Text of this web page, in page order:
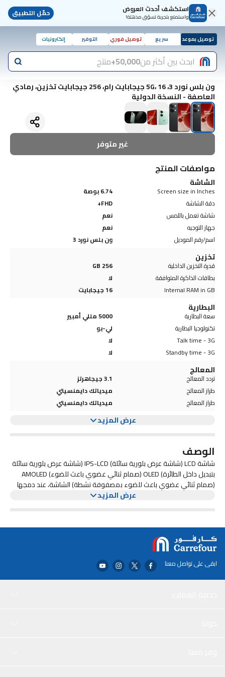
استكشف أحدث العروض
واستمتع بتجربة تسوّق مذهلة! حمّل التطبيق
توصيل بموعد سريع توصيل فوري التوفير إلكترونيات
ابحث بين أكثر من50,000+ منتج
ون بلس نورد 3، 5G، 16 جيجابايت رام، 256 جيجابايت تخزين، رمادي
العاصفة - النسخة الدولية
غير متوفر
مواصفات المنتج
الشاشة
Screen size in Inches
6.74 بوصة
دقة الشاشة
FHD+
شاشة تعمل باللمس
نعم
جهاز التوجيه
نعم
اسم/رقم الموديل
ون بلس نورد 3
تخزين
قدرة التخزين الداخلية
256 GB
بطاقات الذاكرة المتوافقة
لا
Internal RAM in GB
16 جيجابايت
البطارية
سعة البطارية
5000 مللي أمبير
تكنولوجيا البطارية
لي-بو
Talk time - 3G
لا
Standby time - 3G
لا
المعالج
تردد المعالج
3.1 جيجاهرتز
طراز المعالج
ميدياتك دايمنسيتي
طراز المعالج
ميدياتك دايمنسيتي
عرض المزيد
الوصف
شاشة LCD (شاشة عرض بلورية سائلة) IPS-LCD (شاشة عرض بلورية سائلة
بتبديل داخل الطائرة) OLED (صمام ثنائي عضوي باعث للضوء) AMOLED
(صمام ثنائي عضوي باعث للضوء بمصفوفة نشطة) الشاشة، عند دمجها
مع عنصر اللمس، هي العنصر الرئيسي لواجهة المستخدم، ولذلك نبذل
ضوء الشمس. يكتشف عندما يكون هناك جسم قريب من الهاتف. يُستخدم
عادةً لاستشعار عندما يتم رفع الهاتف إلى أذن المستخدم لإيقاف تشغيل
الشاشة. هذا يوفر عمر البطارية ويمنع اللمسات العرضية للشاشة.
عرض المزيد
ابقى على تواصل معنا